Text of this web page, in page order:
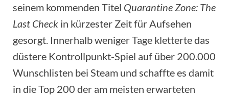
seinem kommenden Titel Quarantine Zone: The
Last Check in kürzester Zeit für Aufsehen
gesorgt. Innerhalb weniger Tage kletterte das
düstere Kontrollpunkt-Spiel auf über 200.000
Wunschlisten bei Steam und schaffte es damit
in die Top 200 der am meisten erwarteten